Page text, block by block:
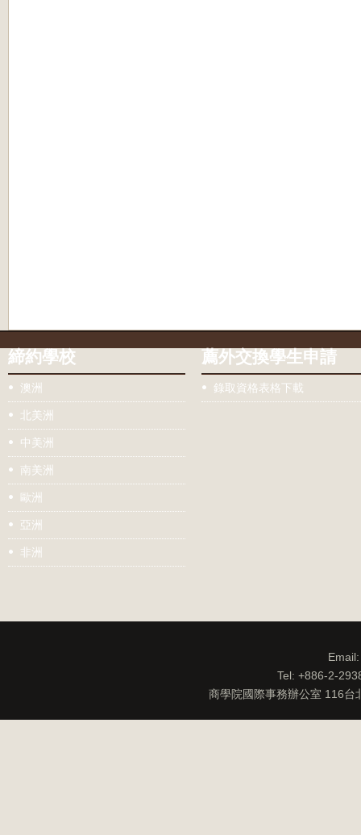
締約學校
澳洲
北美洲
中美洲
南美洲
歐洲
亞洲
非洲
薦外交換學生申請
錄取資格表格下載
Tel: +886-2-
商學院國際事務辦公室 116台